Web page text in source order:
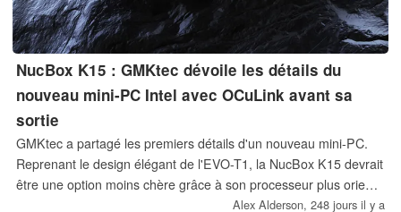
NucBox K15 : GMKtec dévoile les détails du
nouveau mini-PC Intel avec OCuLink avant sa
sortie
GMKtec a partagé les premiers détails d'un nouveau mini-PC.
Reprenant le design élégant de l'EVO-T1, la NucBox K15 devrait
être une option moins chère grâce à son processeur plus orienté
vers le budget. Néanmoins, la K15 conserve des options
Alex Alderson, 248 jours il y a